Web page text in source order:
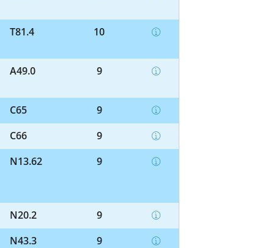
T81.4 10
A49.0 9
C65
9
C66
9
N13.62 9
N20.2
9
N43.3
9